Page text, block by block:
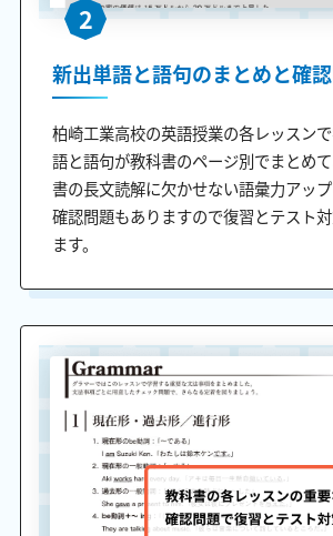
2
新出単語と語句のまとめと確
柏崎工業高校の英語授業の各レッスン
語と語句が教科書のページ別でまとめ
書の長文読解に欠かせない語彙力アップ
確認問題もありますので復習とテスト
ます。